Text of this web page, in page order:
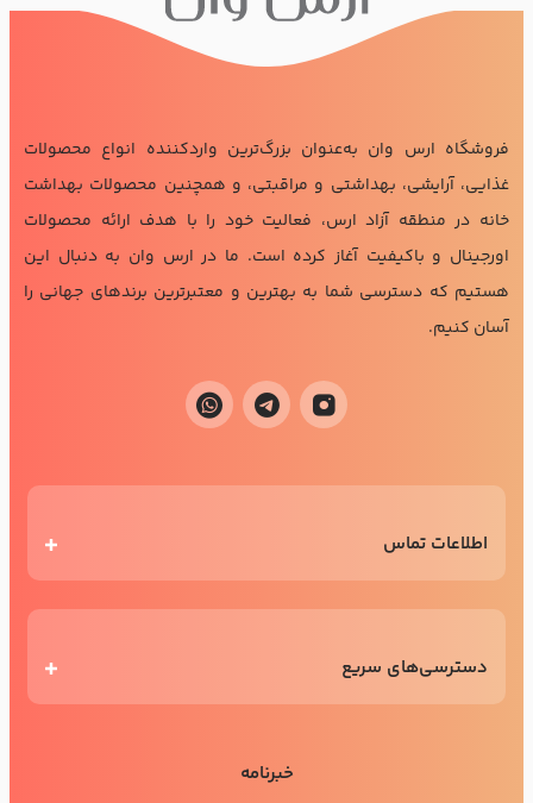
فروشگاه ارس وان به‌عنوان بزرگ‌ترین واردکننده انواع محصولات
غذایی، آرایشی، بهداشتی و مراقبتی، و همچنین محصولات بهداشت
خانه در منطقه آزاد ارس، فعالیت خود را با هدف ارائه محصولات
اورجینال و باکیفیت آغاز کرده است. ما در ارس وان به دنبال این
هستیم که دسترسی شما به بهترین و معتبرترین برندهای جهانی را
آسان کنیم.
اطلاعات تماس
دسترسی‌های سریع
خبرنامه